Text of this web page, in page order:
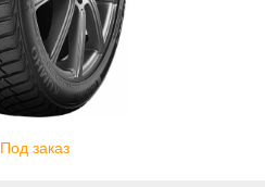
Под заказ